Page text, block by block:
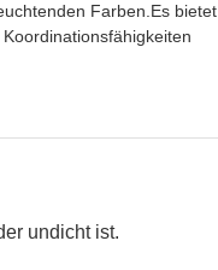
Farben.Es bietet
undicht ist.